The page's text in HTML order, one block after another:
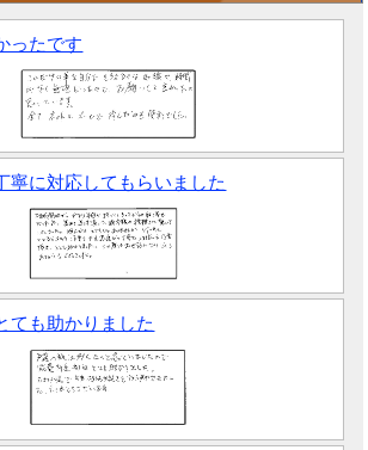
ったです
寧に対応してもらいました
ても助かりました